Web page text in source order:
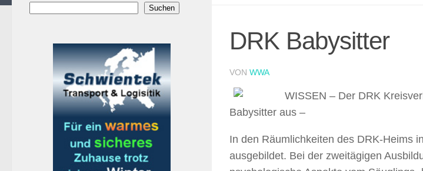
DRK Babysitter
VON WWA
WISSEN – Der DRK
Babysitter aus –
In den Räumlichkeiten des DRK-Heims
ausgebildet. Bei der zweitägigen
Suchen